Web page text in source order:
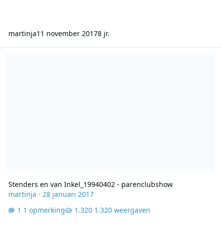
martinja11 november 20178 jr.
Stenders en van Inkel_19940402 - parenclubshow
martinja · 28 januari 2017
1 opmerking
1.320 weergaven